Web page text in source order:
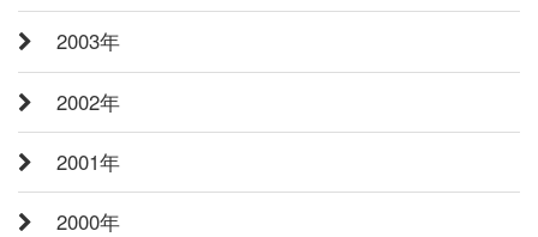
2003年
2002年
2001年
2000年